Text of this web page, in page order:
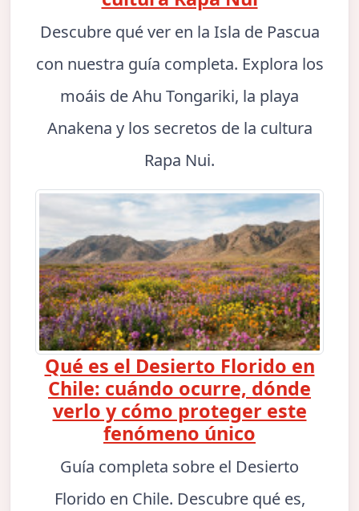
Descubre qué ver en la Isla de Pascua
con nuestra guía completa. Explora los
moáis de Ahu Tongariki, la playa
Anakena y los secretos de la cultura
Rapa Nui.
Qué es el Desierto Florido en
Chile: cuándo ocurre, dónde
verlo y cómo proteger este
fenómeno único
Guía completa sobre el Desierto
Florido en Chile. Descubre qué es,